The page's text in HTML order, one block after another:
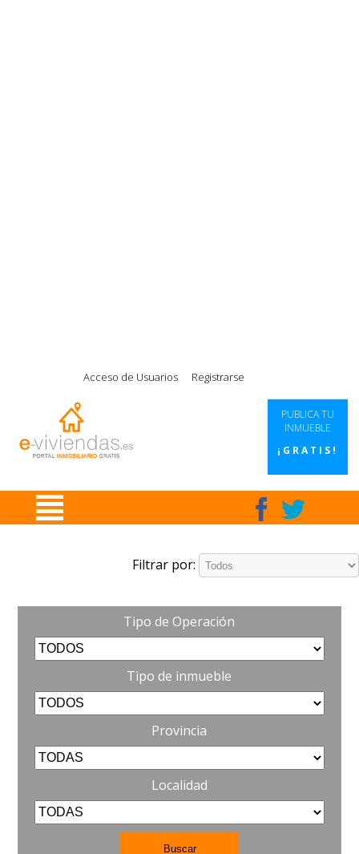
Acceso de Usuarios Registrarse
PUBLICA TU
INMUEBLE
¡GRATIS!
Filtrar por:
Tipo de Operación
Tipo de inmueble
Provincia
Localidad